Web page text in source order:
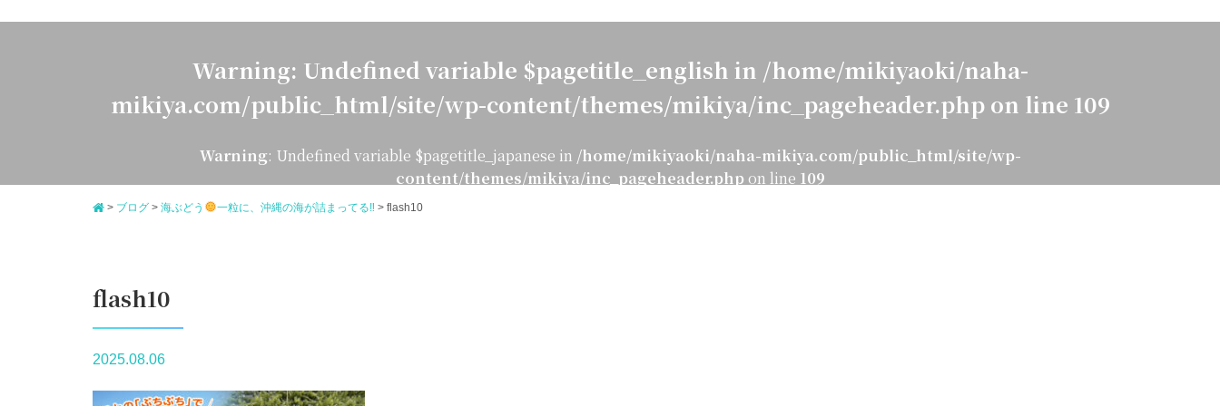
Warning: Undefined variable $pagetitle_english in /home/mikiyaoki/naha-
mikiya.com/public_html/site/wp-content/themes/mikiya/inc_pageheader.phpon line 109
Warning: Undefined variable $pagetitle_japanese in /home/mikiyaoki/naha-mikiya.com/public_html/site/wp-
content/themes/mikiya/inc_pageheader.php on line 109
> ブログ > 海ぶどう 一粒に、沖縄の海が詰まってる‼ > flash10
flash10
2025.08.06